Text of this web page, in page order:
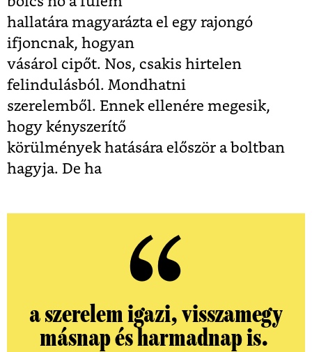
hallatára magyarázta el egy rajongó
ifjoncnak, hogyan
vásárol cipőt. Nos, csakis hirtelen
felindulásból. Mondhatni
szerelemből. Ennek ellenére megesik,
hogy kényszerítő
körülmények hatására először a boltban
hagyja. De ha
a szerelem igazi, visszamegy
másnap és harmadnap is.